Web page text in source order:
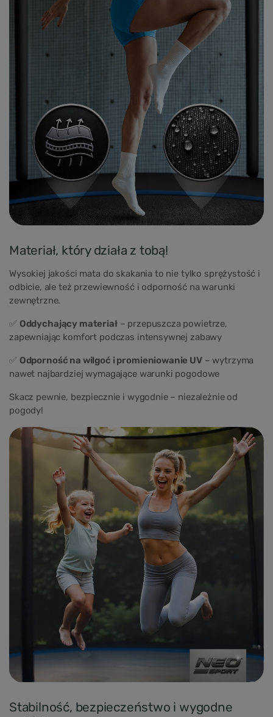
Materiał, który działa z tobą!
Wysokiej jakości mata do skakania to nie tylko sprężystość i
odbicie, ale też przewiewność i odporność na warunki
zewnętrzne.
✅ Oddychający materiał– przepuszcza powietrze,
zapewniając komfort podczas intensywnej zabawy
✅ Odporność na wilgoć i promieniowanie UV– wytrzyma
nawet najbardziej wymagające warunki pogodowe
Skacz pewnie, bezpiecznie i wygodnie – niezależnie od
pogody!
Stabilność, bezpieczeństwo i wygodne